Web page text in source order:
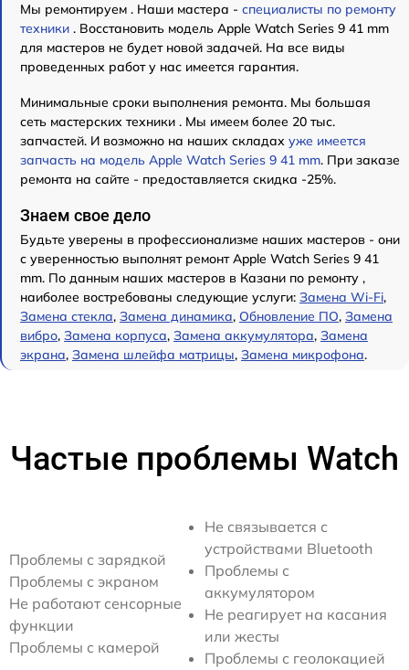
Мы ремонтируем . Наши мастера - специалисты по ремонту
техники . Восстановить модель Apple Watch Series 9 41 mm
для мастеров не будет новой задачей. На все виды
проведенных работ у нас имеется гарантия.
Минимальные сроки выполнения ремонта. Мы большая
сеть мастерских техники . Мы имеем более 20 тыс.
запчастей. И возможно на наших складах уже имеется
запчасть на модель Apple Watch Series 9 41 mm. При заказе
ремонта на сайте - предоставляется скидка -25%.
Знаем свое дело
Будьте уверены в профессионализме наших мастеров - они
с уверенностью выполнят ремонт Apple Watch Series 9 41
mm. По данным наших мастеров в Казани по ремонту ,
наиболее востребованы следующие услуги: Замена Wi-Fi,
Замена стекла, Замена динамика, Обновление ПО, Замена
вибро, Замена корпуса, Замена аккумулятора, Замена
экрана, Замена шлейфа матрицы, Замена микрофона.
Частые проблемы Watch
Проблемы с зарядкой
Проблемы с экраном
Не работают сенсорные
функции
Проблемы с камерой
Не связывается с
устройствами Bluetooth
Проблемы с
аккумулятором
Не реагирует на касания
или жесты
Проблемы с геолокацией